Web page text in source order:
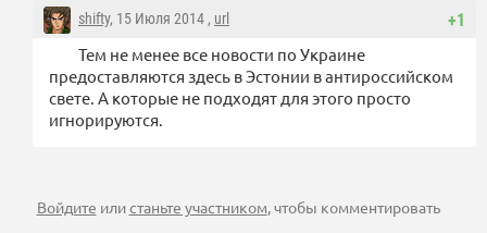
+1
shifty, 15 Июля 2014 , url
Тем не менее все новости по Украине
предоставляются здесь в Эстонии в антироссийском
свете. А которые не подходят для этого просто
игнорируются.
Войдите илистаньте участником, чтобы комментировать